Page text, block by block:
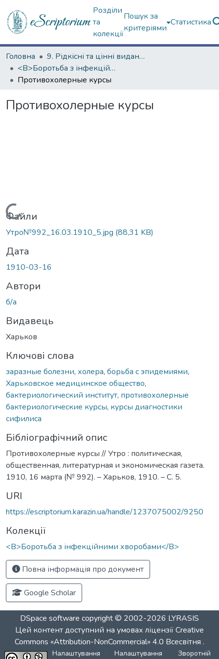
Розділи
та
колекції
Пошук за
критеріями
Статистика
Головна
9. Рідкісні та цінні видання
<B>Боротьба з інфекційними хворобами</B>
Противохолерные курсы
Противохолерные курсы
Вантажиться...
Файли
Утро№992_16.03.1910_5.jpg (88,31 KB)
Дата
1910-03-16
Автори
б/а
Видавець
Харьков
Ключові слова
заразные болезни, холера, борьба с эпидемиями,
Харьковское медицинское общество,
бактериологический институт, противохолерные
бактериологические курсы, курсы диагностики
сифилиса
Бібліографічний опис
Противохолерные курсы // Утро : политическая,
общественная, литературная и экономическая газета.
1910, 16 марта (№ 992). – Харьков, 1910. – С. 5.
URI
https://escriptorium.karazin.ua/handle/1237075002/9250
Колекції
<B>Боротьба з інфекційними хворобами</B>
Повна інформація про документ
Google Scholar
DSpace software copyright © 2002-2026 LYRASIS
Цей контент доступний на умовах ліцензіїCreative
Commons «Attribution-NonCommercial» 4.0 Всесвітня .
Налаштування Налаштування Зворотній